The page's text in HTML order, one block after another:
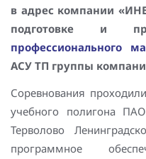
Оборудование
Определение
Промышленная
в адрес компании
подготовке и
профессионального
АСУ ТП группы
Соревнования
учебного полигона
Терволово
программное